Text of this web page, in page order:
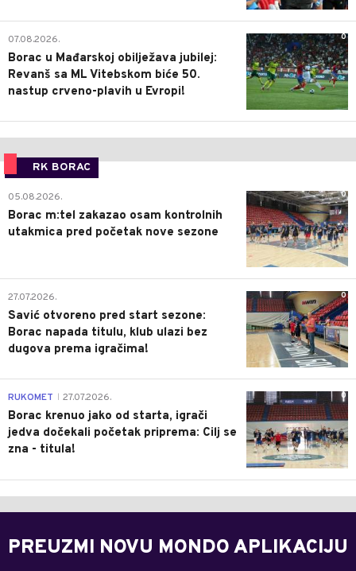
0
07.08.2026.
Borac u Mađarskoj obilježava jubilej:
Revanš sa ML Vitebskom biće 50.
nastup crveno-plavih u Evropi!
RK BORAC
0
05.08.2026.
Borac m:tel zakazao osam kontrolnih
utakmica pred početak nove sezone
0
27.07.2026.
Savić otvoreno pred start sezone:
Borac napada titulu, klub ulazi bez
dugova prema igračima!
0
RUKOMET 27.07.2026.
Borac krenuo jako od starta, igrači
jedva dočekali početak priprema: Cilj se
zna - titula!
PREUZMI NOVU MONDO APLIKACIJU